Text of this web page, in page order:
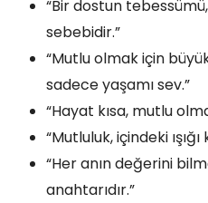
“Bir dostun
sebebidir.”
“Mutlu olmak için
sadece yaşamı sev.”
“Hayat kısa, mutlu
“Mutluluk, içindeki
“Her anın değerini
anahtarıdır.”